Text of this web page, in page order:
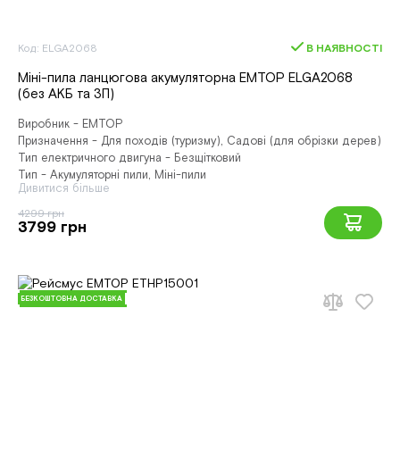
Код: ELGA2068 В НАЯВНОСТІ
Міні-пила ланцюгова акумуляторна EMTOP ELGA2068
(без АКБ та ЗП)
Виробник - EMTOP
Призначення - Для походів (туризму), Садові (для обрізки дерев)
Тип електричного двигуна - Безщітковий
Тип - Акумуляторні пили, Міні-пили
Дивитися більше
4299 грн
3799 грн
БЕЗКОШТОВНА ДОСТАВКА